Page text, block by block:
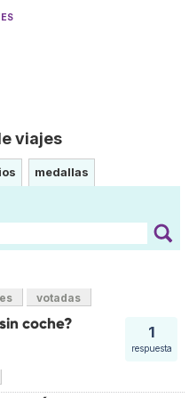
viajes
medallas
votadas
1
respuesta
coche?